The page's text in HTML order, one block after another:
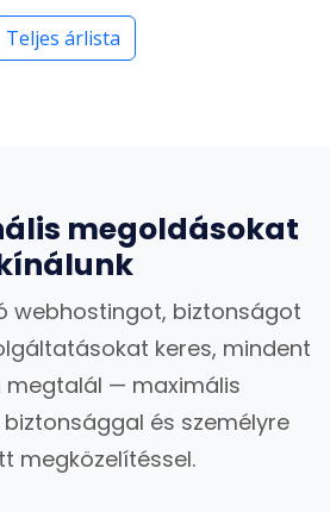
Teljes árlista
megoldásokat
webhostingot, biztonságot
keres, mindent
megtalál — maximális
és személyre
megközelítéssel.